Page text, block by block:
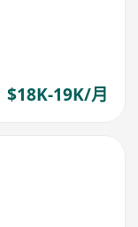
$18K-19K/月